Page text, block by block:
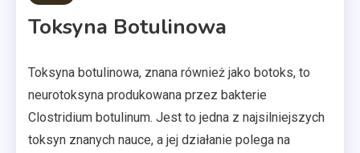
Toksyna Botulinowa
Toksyna botulinowa, znana również jako botoks, to
neurotoksyna produkowana przez bakterie
Clostridium botulinum. Jest to jedna z najsilniejszych
toksyn znanych nauce, a jej działanie polega na